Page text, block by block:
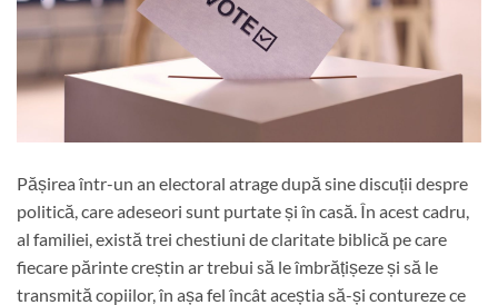
Pășirea într-un an electoral atrage după sine discuții despre
politică, care adeseori sunt purtate și în casă. În acest cadru,
al familiei, există trei chestiuni de claritate biblică pe care
fiecare părinte creștin ar trebui să le îmbrățișeze și să le
transmită copiilor, în așa fel încât aceștia să-și contureze ce